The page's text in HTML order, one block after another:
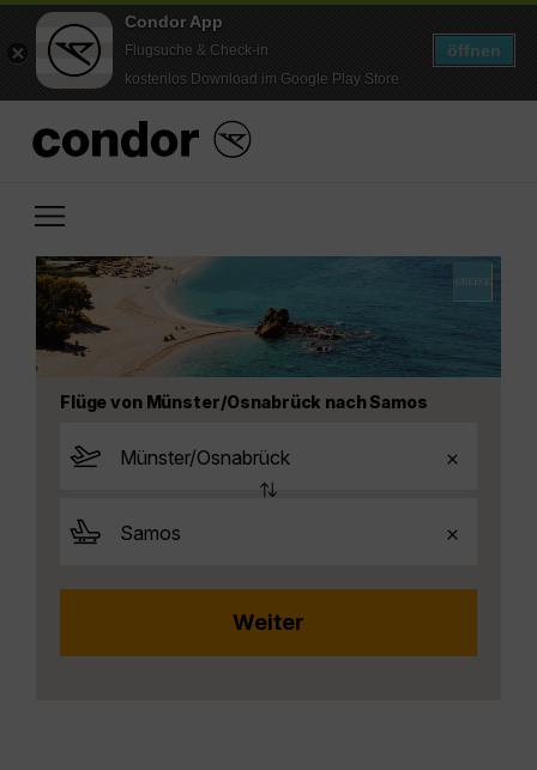
Condor App
Flugsuche & Check-in
kostenlos Download im Google Play Store
öffnen
Flüge von Münster/Osnabrück nach Samos